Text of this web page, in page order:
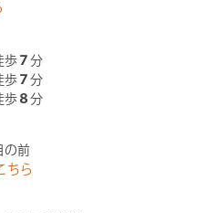
歩 ７ 分
歩 ７ 分
８ 分
の前
ちら